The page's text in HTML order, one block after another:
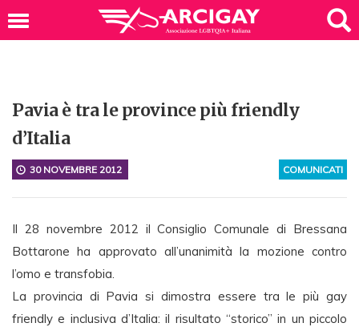
Pavia è tra le province più friendly
d’Italia
COMUNICATI
30 NOVEMBRE 2012
Il 28 novembre 2012 il Consiglio Comunale di Bressana
Bottarone ha approvato all’unanimità la mozione contro
l’omo e transfobia.
La provincia di Pavia si dimostra essere tra le più gay
friendly e inclusiva d’Italia: il risultato “storico” in un piccolo